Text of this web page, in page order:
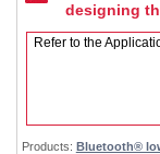
designing
Refer to the
Products: Bluetooth®